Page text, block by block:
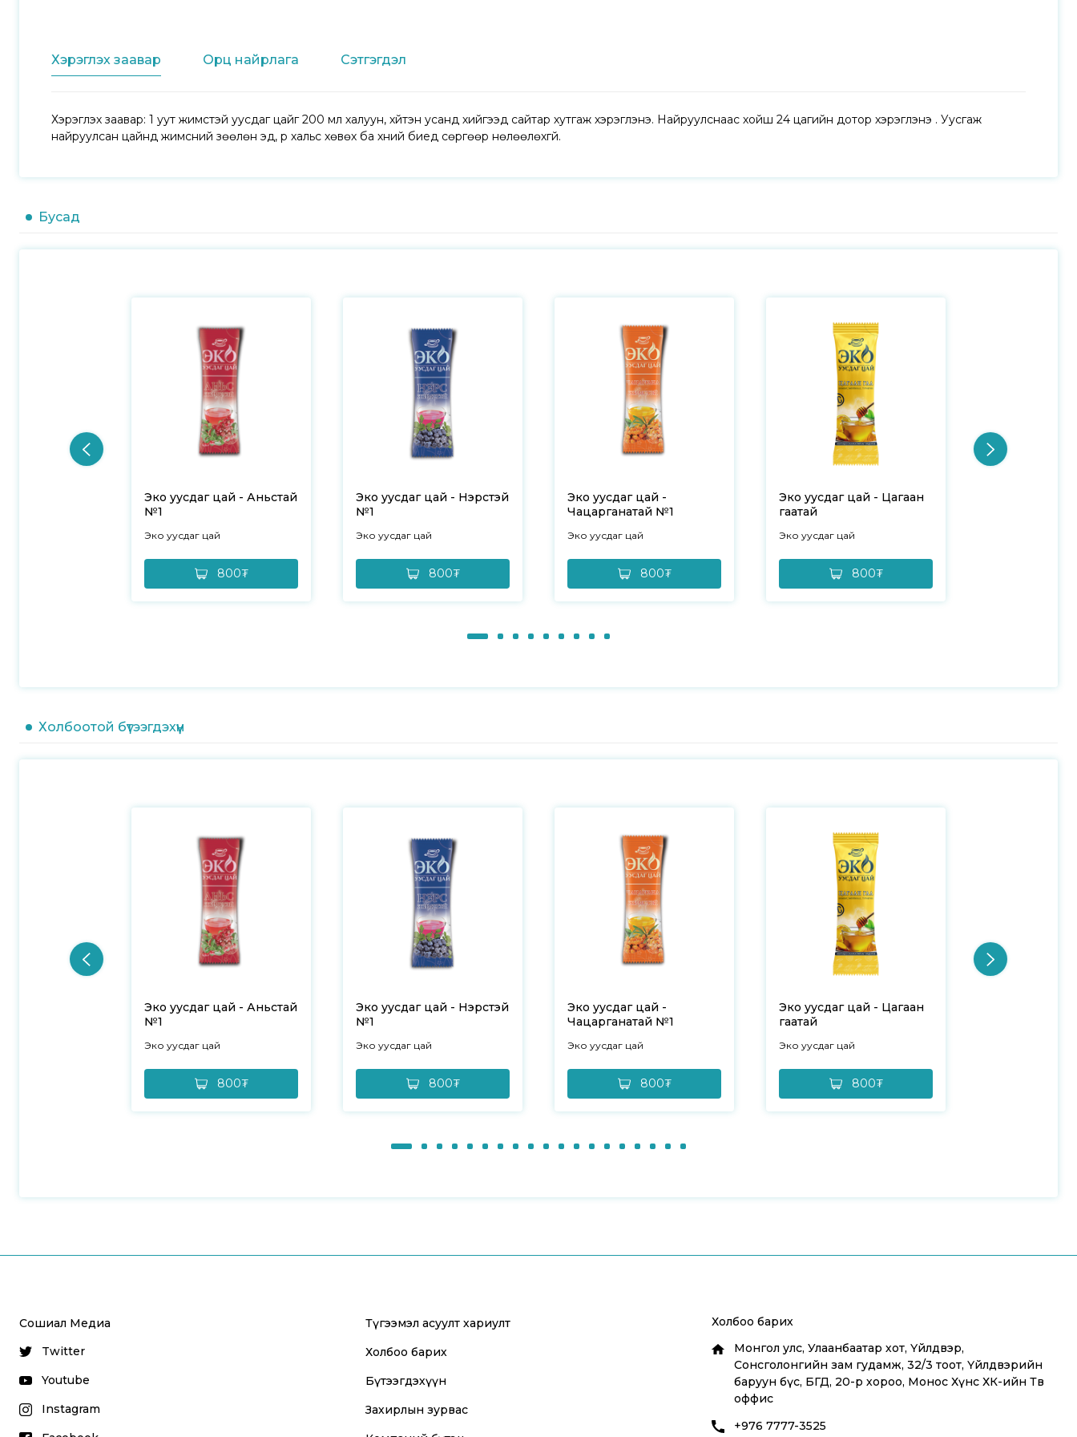
Хэрэглэх заавар Орц найрлага Сэтгэгдэл
Хэрэглэх заавар: 1 уут жимстэй уусдаг цайг 200 мл халуун, хүйтэн усанд хийгээд сайтар хутгаж хэрэглэнэ. Найруулснаас хойш 24 цагийн дотор хэрэглэнэ үү. Уусгаж
найруулсан цайнд жимсний зөөлөн эд, үр хальс хөвөх ба хүний биед сөргөөр нөлөөлөхгүй.
Бусад
Эко уусдаг цай - Аньстай
№1
Эко уусдаг цай
800₮
Эко уусдаг цай - Нэрстэй
№1
Эко уусдаг цай
800₮
Эко уусдаг цай -
Чацарганатай №1
Эко уусдаг цай
800₮
Эко уусдаг цай - Цагаан
гаатай
Эко уусдаг цай
800₮
Холбоотой бүтээгдэхүүн
Эко уусдаг цай - Аньстай
№1
Эко уусдаг цай
800₮
Эко уусдаг цай - Нэрстэй
№1
Эко уусдаг цай
800₮
Эко уусдаг цай -
Чацарганатай №1
Эко уусдаг цай
800₮
Эко уусдаг цай - Цагаан
гаатай
Эко уусдаг цай
800₮
Сошиал Медиа
Twitter
Youtube
Instagram
Түгээмэл асуулт хариулт
Холбоо барих
Бүтээгдэхүүн
Захирлын зурвас
Холбоо барих
Монгол улс, Улаанбаатар хот, Үйлдвэр,
Сонсголонгийн зам гудамж, 32/3 тоот, Үйлдвэрийн
баруун бүс, БГД, 20-р хороо, Монос Хүнс ХК-ийн Төв
оффис
+976 7777-3525